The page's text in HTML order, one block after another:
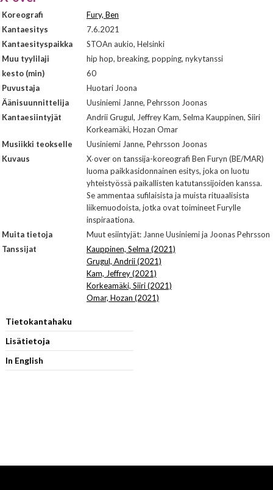
Koreografi
Fury, Ben
Kantaesitys
7.6.2021
Kantaesityspaikka
STOAn aukio, Helsinki
Muu tyylilaji
hip hop, breaking, popping, nykytanssi
kesto (min)
60
Puvustaja
Huotari Joona
Äänisuunnittelija
Uusiniemi Janne, Pehrsson Joonas
Kantaesiintyjät
Andrii Grugul, Jeffrey Kam, Selma Kauppinen, Siiri
Korkeamäki, Hozan Omar
Musiikki teokselle
Uusiniemi Janne, Pehrsson Joonas
Kuvaus
X∙over on tanssija-koreografi Ben Furyn (BE/MAR)
luoma paikkasidonnainen esitys, joka on luotu
yhteistyössä paikallisten katutanssijoiden kanssa.
Se ammentaa sufilaisista ja muista rituaalisista
liikemuodoista, jotka ovat toimineet Furylle
inspiraationa.
Muita tietoja
Muut esiintyjät: Janne Uusiniemi ja Joonas Pehrsson
Tanssijat
Kauppinen, Selma (2021)
Grugul, Andrii (2021)
Kam, Jeffrey (2021)
Korkeamäki, Siiri (2021)
Omar, Hozan (2021)
Tietokantahaku
Lisätietoja
In English